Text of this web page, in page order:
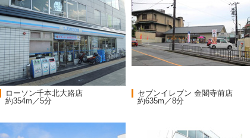
ローソン千本北大路店
約354m／5分
セブンイレブン 金閣寺前店
約635m／8分